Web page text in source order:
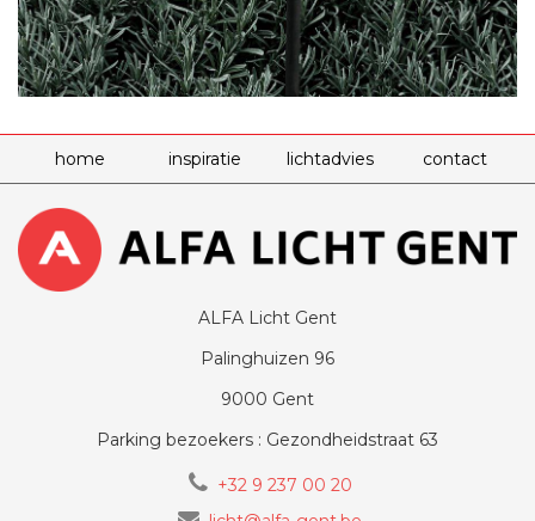
home inspiratie lichtadvies contact
ALFA Licht Gent
Palinghuizen 96
9000 Gent
Parking bezoekers : Gezondheidstraat 63
+32 9 237 00 20